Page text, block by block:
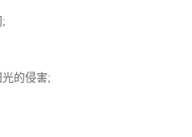
;
的侵害;